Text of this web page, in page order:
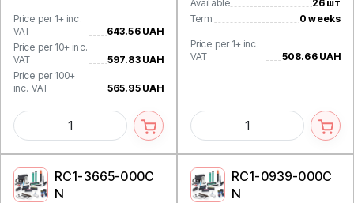
Price per 1+ inc.
VAT
643.56 UAH
Price per 10+ inc.
VAT
597.83 UAH
Price per 100+
inc. VAT
565.95 UAH
Available
26 шт
Term
0 weeks
Price per 1+ inc.
VAT
508.66 UAH
RC1-3665-000C
N
RC1-0939-000C
N